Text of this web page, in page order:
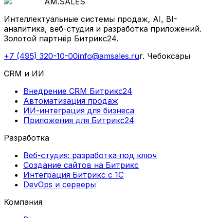
Интеллектуальные системы продаж, AI, BI-
аналитика, веб-студия и разработка приложений.
Золотой партнёр Битрикс24.
+7 (495) 320-10-00info@amsales.ruг. Чебоксары
CRM и ИИ
Внедрение CRM Битрикс24
Автоматизация продаж
ИИ-интеграция для бизнеса
Приложения для Битрикс24
Разработка
Веб-студия: разработка под ключ
Создание сайтов на Битрикс
Интеграция Битрикс с 1С
DevOps и серверы
Компания